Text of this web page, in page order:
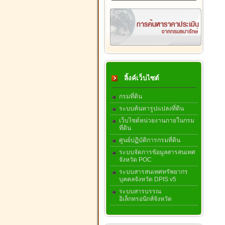
ลิ้งค์เว็บไซต์
กรมที่ดิน
ระบบค้นหารูปแปลงที่ดิน
เว็บไซต์หน่วยงานภายในกรม
ที่ดิน
ศูนย์ปฏิบัติการกรมที่ดิน
ระบบจัดการข้อมูลสารสนเทศ
จังหวัด POC
ระบบสารสนเทศทรัพยากร
บุคคลจังหวัด DPIS v5
ระบบสารบรรณ
อิเล็กทรอนิกส์จังหวัด